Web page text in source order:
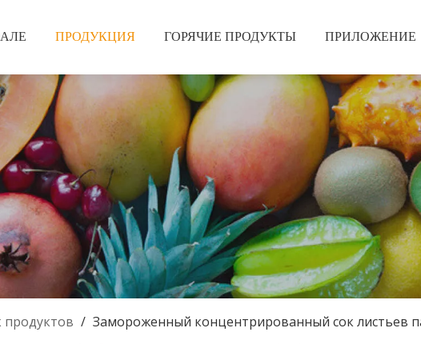
ПРОДУКЦИЯ ГОРЯЧИЕ ПРОДУКТЫ ПРИЛОЖЕНИЕ
продуктов / Замороженный концентрированный сок листьев